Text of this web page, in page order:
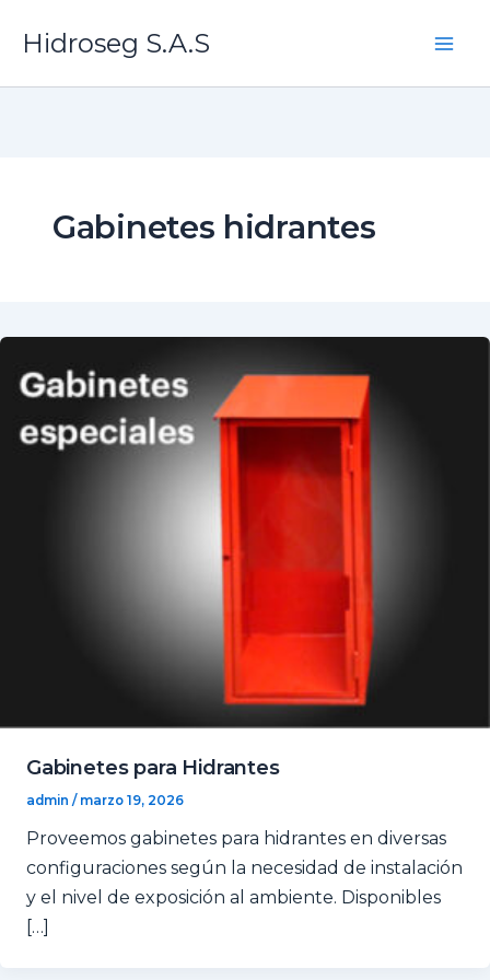
Hidroseg S.A.S
Gabinetes hidrantes
Gabinetes para Hidrantes
admin / marzo 19, 2026
Proveemos gabinetes para hidrantes en diversas
configuraciones según la necesidad de instalación
y el nivel de exposición al ambiente. Disponibles
[…]